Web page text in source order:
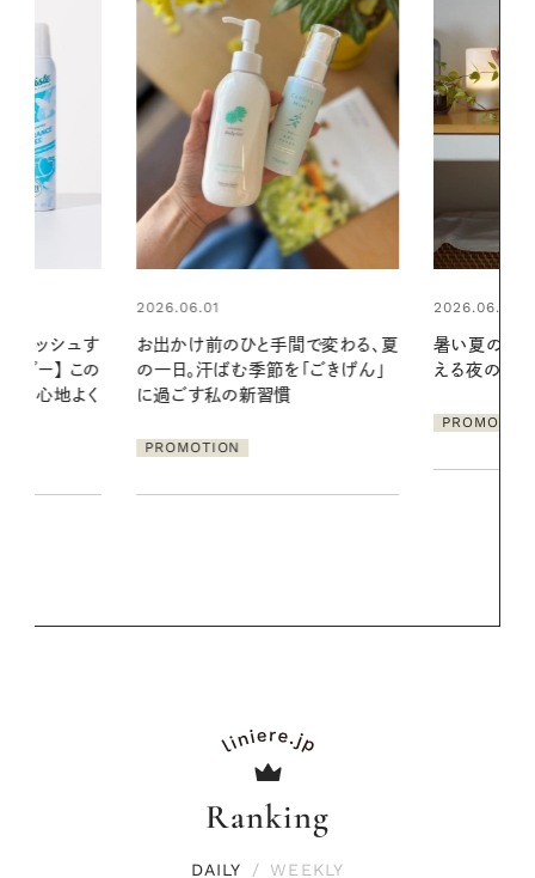
変わる、夏
ごきげん」
2026.06.01
暑い夏のナイトルーティン。私を整
える夜の爽やかご褒美ケア
2026.06.01
真夏に向け
やりジェルと
ア
Ranking
DAILY / WEEKLY